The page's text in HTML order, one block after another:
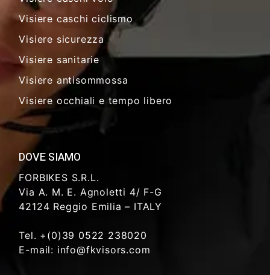
Visiere caschi ciclismo
Visiere sicurezza
Visiere sanitarie
Visiere antisommossa
Visiere occhiali e tempo libero
DOVE SIAMO
FORBIKES S.R.L.
Via A. M. E. Agnoletti 4/ F-G
42124 Reggio Emilia – ITALY
Tel. +(0)39 0522 238020
E-mail: info@fkvisors.com